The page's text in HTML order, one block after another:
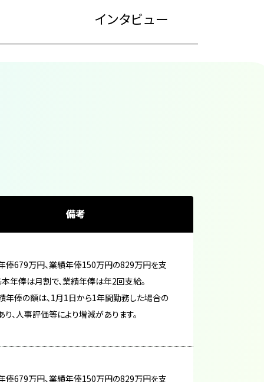
インタビュー
備考
俸679万円、業績年俸150万円の829万円を支
本年俸は月割で、業績年俸は年2回支給。
俸の額は、1月1日から1年間勤務した場合の
り、人事評価等により増減があります。
俸679万円、業績年俸150万円の829万円を支